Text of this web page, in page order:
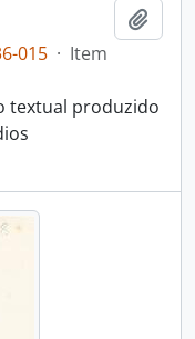
015 · Item
textual produzido